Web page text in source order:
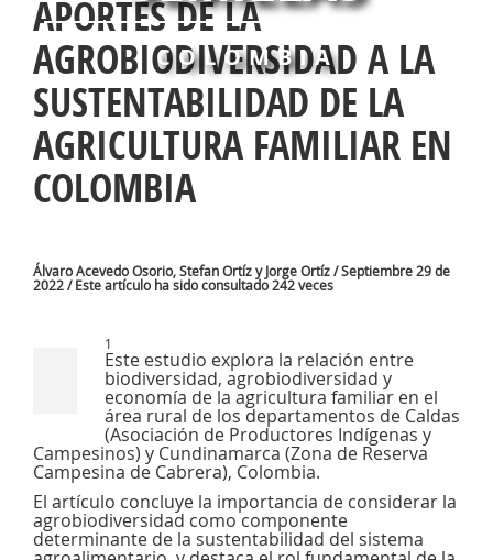
COLOMBIA
APORTES DE LA
AGROBIODIVERSIDAD A LA
SUSTENTABILIDAD DE LA
AGRICULTURA FAMILIAR EN
COLOMBIA
Álvaro Acevedo Osorio, Stefan Ortíz y Jorge Ortíz / Septiembre 29 de
2022 / Este artículo ha sido consultado 242 veces
1
Este estudio explora la relación entre
biodiversidad, agrobiodiversidad y
economía de la agricultura familiar en el
área rural de los departamentos de Caldas
(Asociación de Productores Indígenas y
Campesinos) y Cundinamarca (Zona de Reserva
Campesina de Cabrera), Colombia.
El artículo concluye la importancia de considerar la
agrobiodiversidad como componente
determinante de la sustentabilidad del sistema